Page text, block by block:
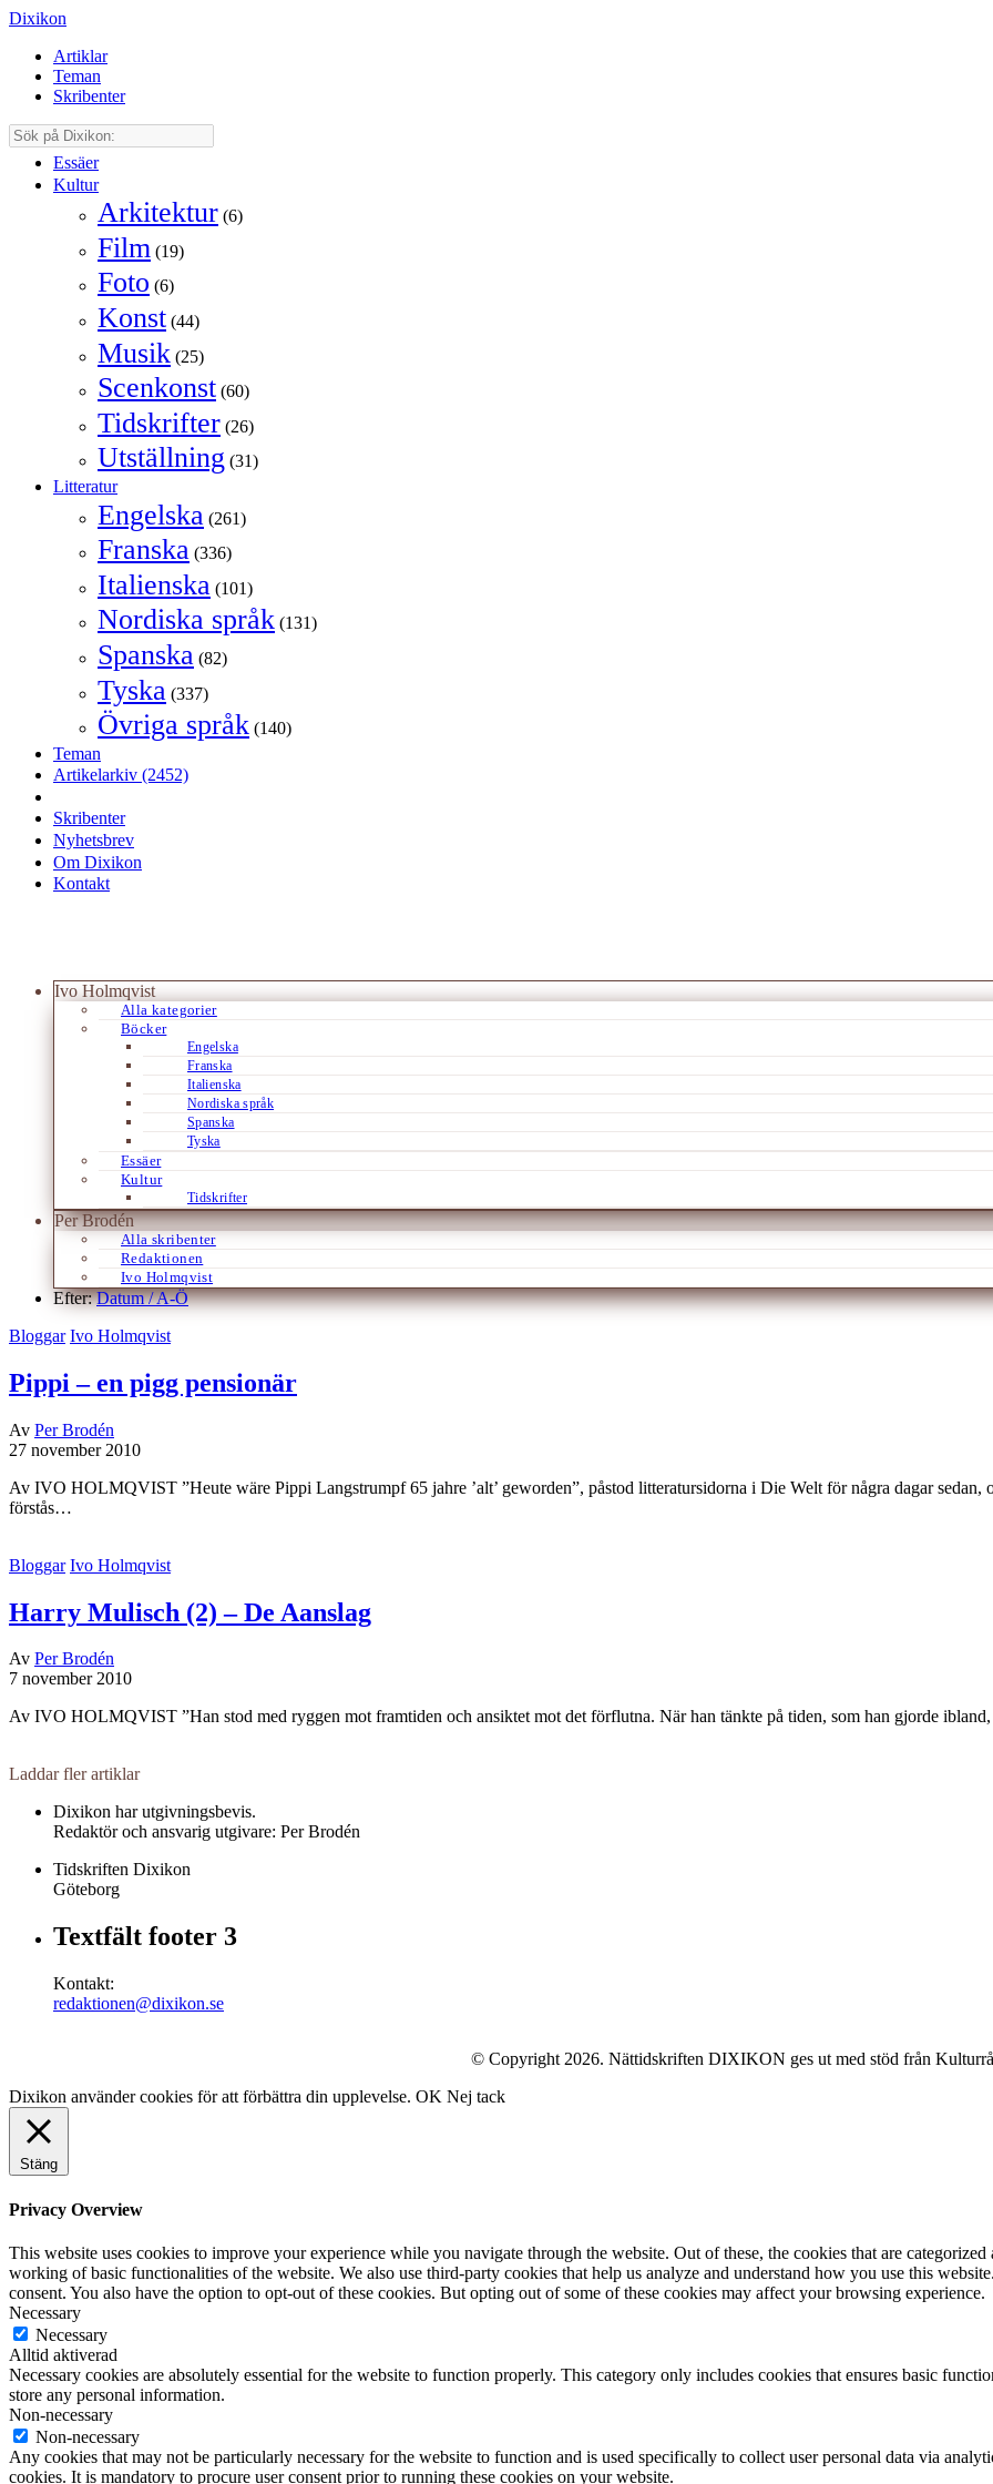
Dixikon
Artiklar
Teman
Skribenter
Essäer
Kultur
Arkitektur (6)
Film (19)
Foto (6)
Konst (44)
Musik (25)
Scenkonst (60)
Tidskrifter (26)
Utställning (31)
Litteratur
Engelska (261)
Franska (336)
Italienska (101)
Nordiska språk (131)
Spanska (82)
Tyska (337)
Övriga språk (140)
Teman
Artikelarkiv (2452)
Skribenter
Nyhetsbrev
Om Dixikon
Kontakt
Ivo Holmqvist
Alla kategorier
Böcker
Engelska
Franska
Italienska
Nordiska språk
Spanska
Tyska
Essäer
Kultur
Tidskrifter
Per Brodén
Alla skribenter
Redaktionen
Ivo Holmqvist
Efter:Datum /A-Ö
Bloggar Ivo Holmqvist
Pippi – en pigg pensionär
Av Per Brodén
27 november 2010
Av IVO HOLMQVIST ”Heute wäre Pippi Langstrumpf 65 jahre ’alt’ geworden”, påstod litteratursidorna i Die Welt för några dagar sedan,
förstås…
Bloggar Ivo Holmqvist
Harry Mulisch (2) – De Aanslag
Av Per Brodén
7 november 2010
Av IVO HOLMQVIST ”Han stod med ryggen mot framtiden och ansiktet mot det förflutna. När han tänkte på tiden, som han gjorde
Laddar fler artiklar
Dixikon har utgivningsbevis.
Redaktör och ansvarig utgivare: Per Brodén
Tidskriften Dixikon
Göteborg
Textfält footer 3
Kontakt:
redaktionen@dixikon.se
© Copyright 2026. Nättidskriften DIXIKON ges ut med stöd från
Dixikon använder cookies för att förbättra din upplevelse. OK Nej tack
Stäng
Privacy Overview
This website uses cookies to improve your experience while you navigate through the website. Out of these, the cookies that are categorized
working of basic functionalities of the website. We also use third-party cookies that help us analyze and understand how you use this
consent. You also have the option to opt-out of these cookies. But opting out of some of these cookies may affect your browsing experience.
Necessary
Necessary
Alltid aktiverad
Necessary cookies are absolutely essential for the website to function properly. This category only includes cookies that ensures basic
store any personal information.
Non-necessary
Non-necessary
Any cookies that may not be particularly necessary for the website to function and is used specifically to collect user personal data via
cookies. It is mandatory to procure user consent prior to running these cookies on your website.